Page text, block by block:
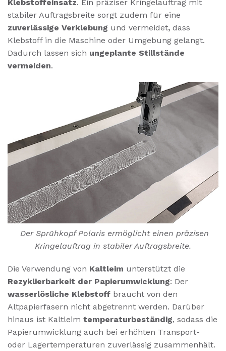
Klebstoffeinsatz. Ein präziser Kringelauftrag mit
stabiler Auftragsbreite sorgt zudem für eine
zuverlässige Verklebung und vermeidet, dass
Klebstoff in die Maschine oder Umgebung gelangt.
Dadurch lassen sich ungeplante Stillstände
vermeiden.
Der Sprühkopf Polaris ermöglicht einen präzisen
Kringelauftrag in stabiler Auftragsbreite.
Die Verwendung von Kaltleim unterstützt die
Rezyklierbarkeit der Papierumwicklung: Der
wasserlösliche Klebstoff braucht von den
Altpapierfasern nicht abgetrennt werden. Darüber
hinaus ist Kaltleim temperaturbeständig, sodass die
Papierumwicklung auch bei erhöhten Transport-
oder Lagertemperaturen zuverlässig zusammenhält.